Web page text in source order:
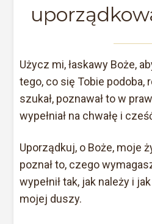
Użycz mi, łaskawy Boże,
tego, co się Tobie podoba,
szukał, poznawał to w
wypełniał na chwałę i
Uporządkuj, o Boże, moje
poznał to, czego
wypełnił tak, jak należy i
mojej duszy.